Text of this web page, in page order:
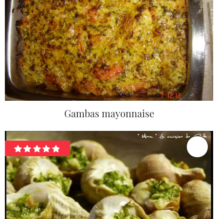
Gambas mayonnaise